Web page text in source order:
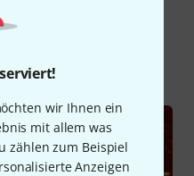
wir Ihnen ein
mit allem was
zählen zum Beispiel
Anzeigen